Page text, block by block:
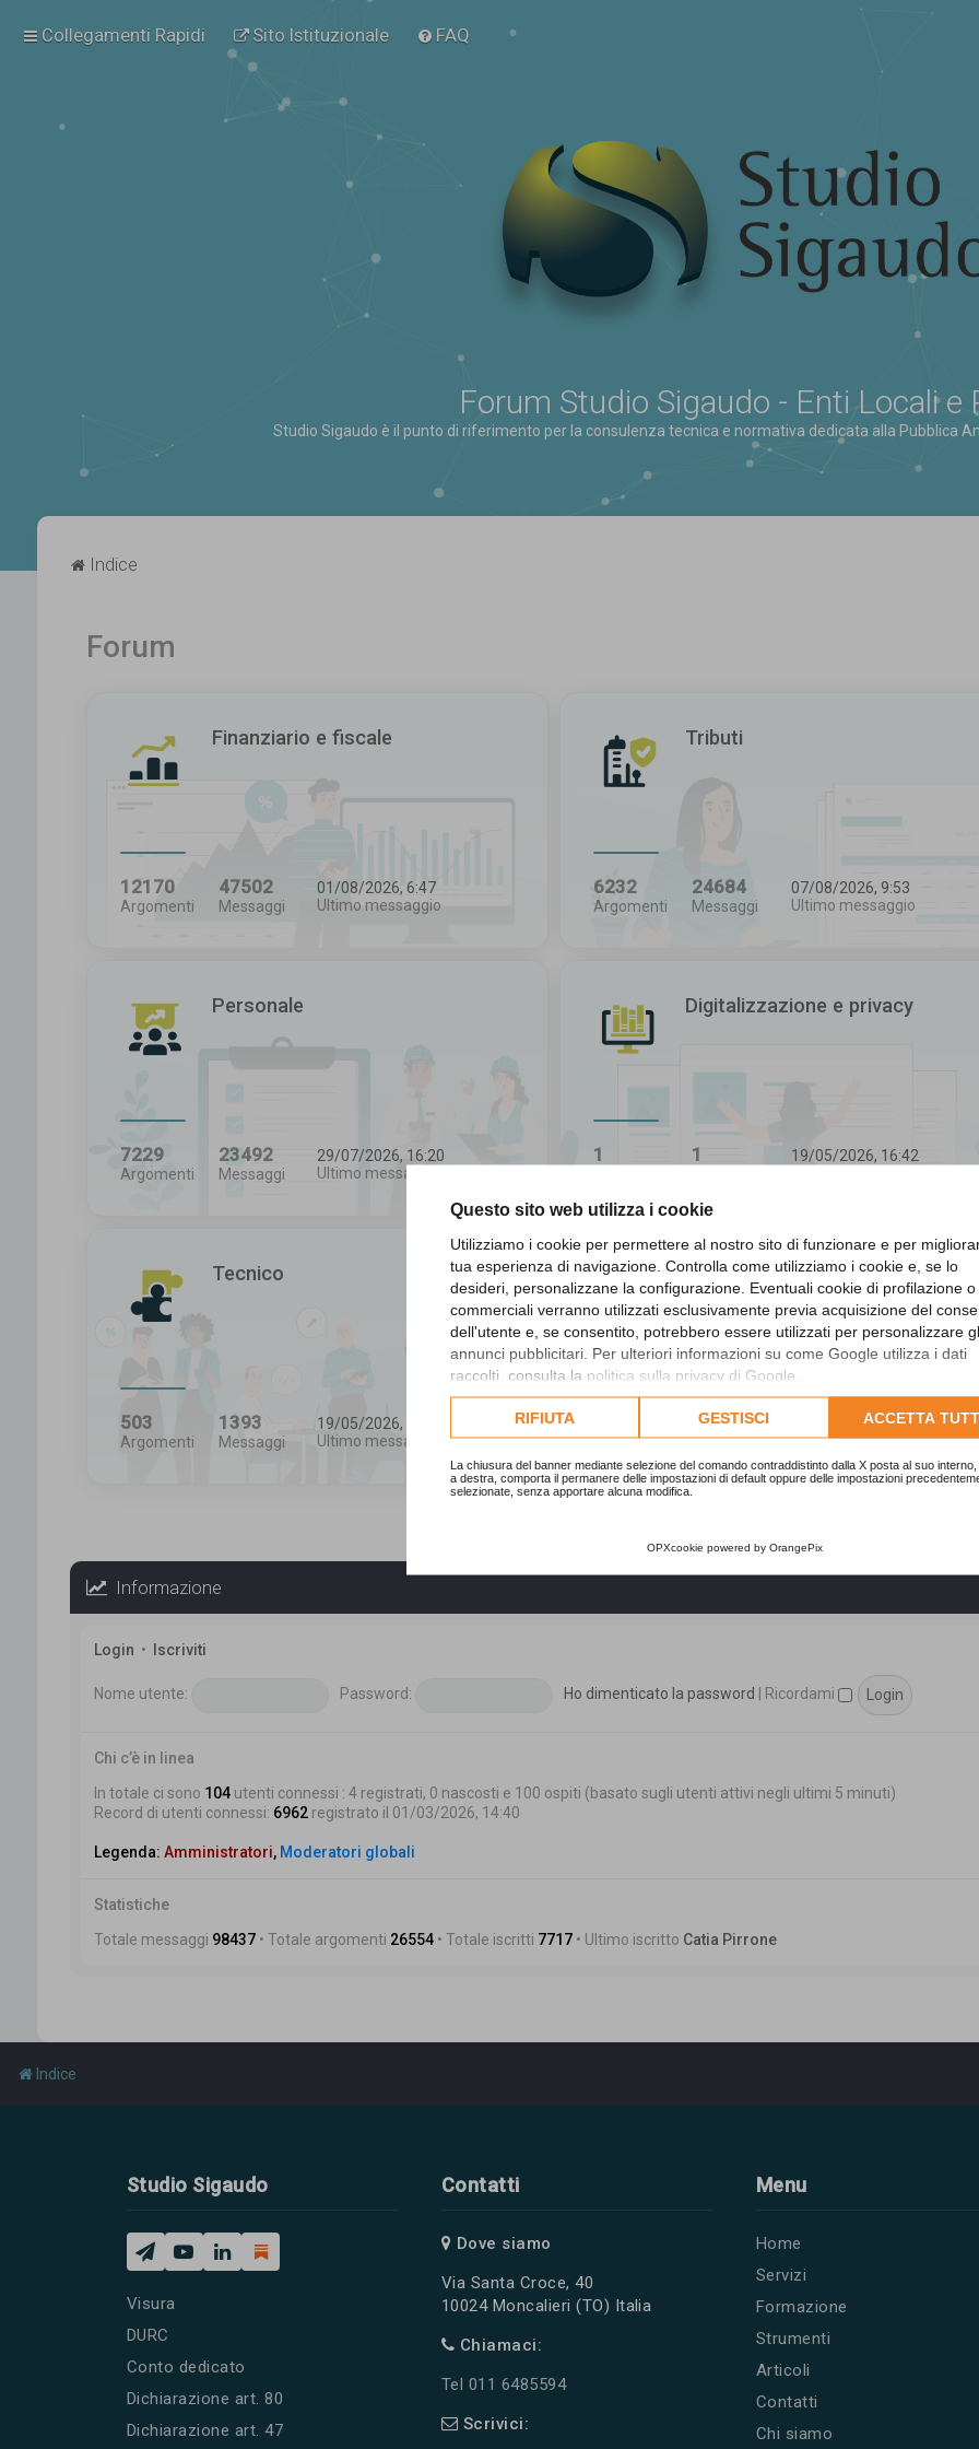
Questo sito web utilizza i cookie
Utilizziamo i cookie per permettere al nostro sito di funzionare e per
tua esperienza di navigazione. Controlla come utilizziamo i cookie e, se lo
desideri, personalizzane la configurazione. Eventuali cookie di profilazione o
commerciali verranno utilizzati esclusivamente previa acquisizione del
dell'utente e, se consentito, potrebbero essere utilizzati per personalizzare
annunci pubblicitari. Per ulteriori informazioni su come Google utilizza i dati
raccolti, consulta la politica sulla privacy di Google
Consulta l'informativa cookie completa.
RIFIUTA GESTISCI ACCETTA
La chiusura del banner mediante selezione del comando contraddistinto dalla X posta al suo interno,
a destra, comporta il permanere delle impostazioni di default oppure delle impostazioni
selezionate, senza apportare alcuna modifica.
OPXcookie powered by OrangePix
Collegamenti Rapidi Sito Istituzionale FAQ
Forum Studio Sigaudo - Enti Locali e
Studio Sigaudo è il punto di riferimento per la consulenza tecnica e normativa dedicata alla Pubblica
Indice
Forum
Finanziario e fiscale
12170
Argomenti
47502
Messaggi
01/08/2026, 6:47
Ultimo messaggio
Tributi
6232
Argomenti
24684
Messaggi
07/08/2026, 9:53
Ultimo messaggio
Personale
7229
Argomenti
23492
Messaggi
29/07/2026, 16:20
Ultimo messaggio
Digitalizzazione e privacy
1 1
19/05/2026, 16:42
Tecnico
503
Argomenti
1393
Messaggi
19/05/2026, 16:43
Ultimo messaggio
Revisori dei conti
Argomenti
1156
Messaggi
19/05/2026, 16:43
Ultimo messaggio
Informazione
Login • Iscriviti
Nome utente: Password: Ho dimenticato la password Ricordami
Chi c’è in linea
In totale ci sono 104utenti connessi : 4 registrati, 0 nascosti e 100 ospiti (basato sugli utenti attivi negli ultimi 5 minuti)
Record di utenti connessi: 6962registrato il 01/03/2026, 14:40
Legenda: Amministratori, Moderatori globali
Statistiche
Totale messaggi 98437• Totale argomenti 26554• Totale iscritti 7717• Ultimo iscritto Catia Pirrone
Indice
Studio Sigaudo
Visura
DURC
Conto dedicato
Dichiarazione art. 80
Dichiarazione art. 47
Contatti
Dove siamo
Via Santa Croce, 40
10024 Moncalieri (TO) Italia
Chiamaci:
Tel 011 6485594
Scrivici:
Menu
Home
Servizi
Formazione
Strumenti
Articoli
Contatti
Chi siamo